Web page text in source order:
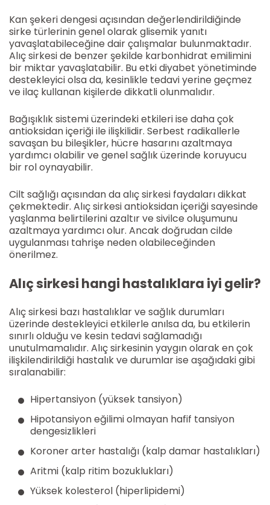
Kan şekeri dengesi açısından değerlendirildiğinde
sirke türlerinin genel olarak glisemik yanıtı
yavaşlatabileceğine dair çalışmalar bulunmaktadır.
Alıç sirkesi de benzer şekilde karbonhidrat emilimini
bir miktar yavaşlatabilir. Bu etki diyabet yönetiminde
destekleyici olsa da, kesinlikle tedavi yerine geçmez
ve ilaç kullanan kişilerde dikkatli olunmalıdır.
Bağışıklık sistemi üzerindeki etkileri ise daha çok
antioksidan içeriği ile ilişkilidir. Serbest radikallerle
savaşan bu bileşikler, hücre hasarını azaltmaya
yardımcı olabilir ve genel sağlık üzerinde koruyucu
bir rol oynayabilir.
Cilt sağlığı açısından da alıç sirkesi faydaları dikkat
çekmektedir. Alıç sirkesi antioksidan içeriği sayesinde
yaşlanma belirtilerini azaltır ve sivilce oluşumunu
azaltmaya yardımcı olur. Ancak doğrudan cilde
uygulanması tahrişe neden olabileceğinden
önerilmez.
Alıç sirkesi hangi hastalıklara iyi gelir?
Alıç sirkesi bazı hastalıklar ve sağlık durumları
üzerinde destekleyici etkilerle anılsa da, bu etkilerin
sınırlı olduğu ve kesin tedavi sağlamadığı
unutulmamalıdır. Alıç sirkesinin yaygın olarak en çok
ilişkilendirildiği hastalık ve durumlar ise aşağıdaki gibi
sıralanabilir:
Hipertansiyon (yüksek tansiyon)
Hipotansiyon eğilimi olmayan hafif tansiyon
dengesizlikleri
Koroner arter hastalığı (kalp damar hastalıkları)
Aritmi (kalp ritim bozuklukları)
Yüksek kolesterol (hiperlipidemi)